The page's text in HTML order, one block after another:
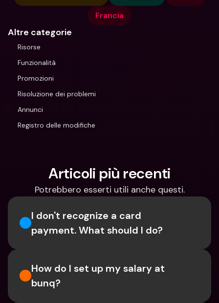
Francia
Altre categorie
Risorse
Funzionalità
Promozioni
Risoluzione dei problemi
Annunci
Registro delle modifiche
Articoli più recenti
Potrebbero esserti utili anche questi.
I don't recognize a card
payment. What should I do?
How do I set up my salary at
bunq?